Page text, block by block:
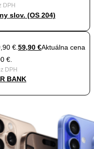
DPH
slov. (OS 204)
€. 59,90 €Aktuálna cena
€.
DPH
BANK